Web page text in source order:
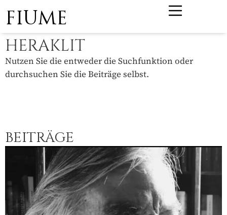
FIUME
HERAKLIT
Nutzen Sie die entweder die Suchfunktion oder
durchsuchen Sie die Beiträge selbst.
BEITRÄGE